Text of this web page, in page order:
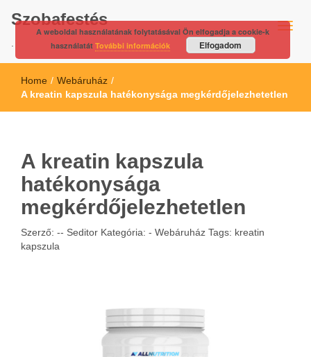
Szobafestés
Home / Webáruház /
A kreatin kapszula hatékonysága megkérdőjelezhetetlen
A kreatin kapszula
hatékonysága
megkérdőjelezhetetlen
Szerző: -- Seditor Kategória: - Webáruház Tags: kreatin
kapszula
A weboldal használatának folytatásával Ön elfogadja a cookie-k
használatát További információk Elfogadom